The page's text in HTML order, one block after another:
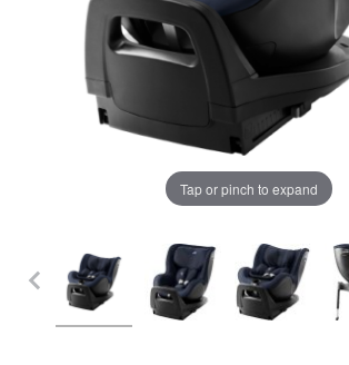
CAMERA COPILULUI
JUCARII
MARSUPII BEBELUSI
LEAGANE COPII
BALANSOARE COPII
BABY MONITORS
Tap or pinch to expand
Chrome cu detalii negre
Verde cu detalii negre